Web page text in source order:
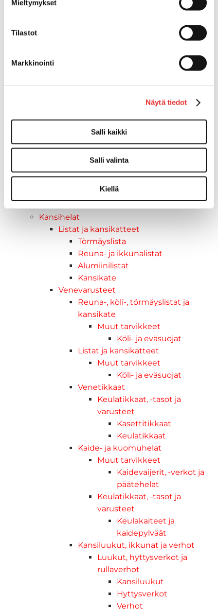
Mieltymykset
Tilastot
Markkinointi
Näytä tiedot
Salli kaikki
Salli valinta
Kiellä
STIGA robottileikkurit
Hupparit
Ajolasit
Poistotuotteet
Kansihelat
Listat ja kansikatteet
Törmäyslista
Reuna- ja ikkunalistat
Alumiinilistat
Kansikate
Venevarusteet
Reuna-, köli-, törmäyslistat ja
kansikate
Muut tarvikkeet
Köli- ja eväsuojat
Listat ja kansikatteet
Muut tarvikkeet
Köli- ja eväsuojat
Venetikkaat
Keulatikkaat, -tasot ja
varusteet
Kasettitikkaat
Keulatikkaat
Kaide- ja kuomuhelat
Muut tarvikkeet
Kaidevaijerit, -verkot ja
päätehelat
Keulatikkaat, -tasot ja
varusteet
Keulakaiteet ja
kaidepylväät
Kansiluukut, ikkunat ja verhot
Luukut, hyttysverkot ja
rullaverhot
Kansiluukut
Hyttysverkot
Verhot